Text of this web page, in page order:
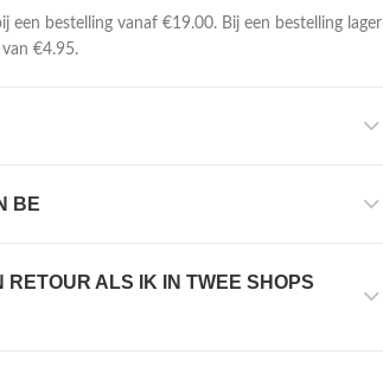
een bestelling vanaf €19.00. Bij een bestelling lager
€4.95.
BE
ALS IK IN TWEE SHOPS